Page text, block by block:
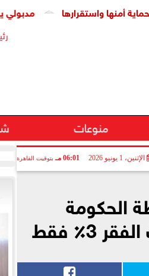
مدبولي يشهد توقيع
منوعات
الإثنين، 1 يونيو 2026 06:01 مـ بتوقيت القاهرة
الحكومة
فقط